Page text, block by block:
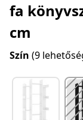
fa
cm
Szín (9